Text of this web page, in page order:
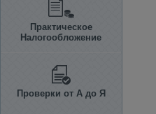
Практическое
Налогообложение
Проверки от А до Я